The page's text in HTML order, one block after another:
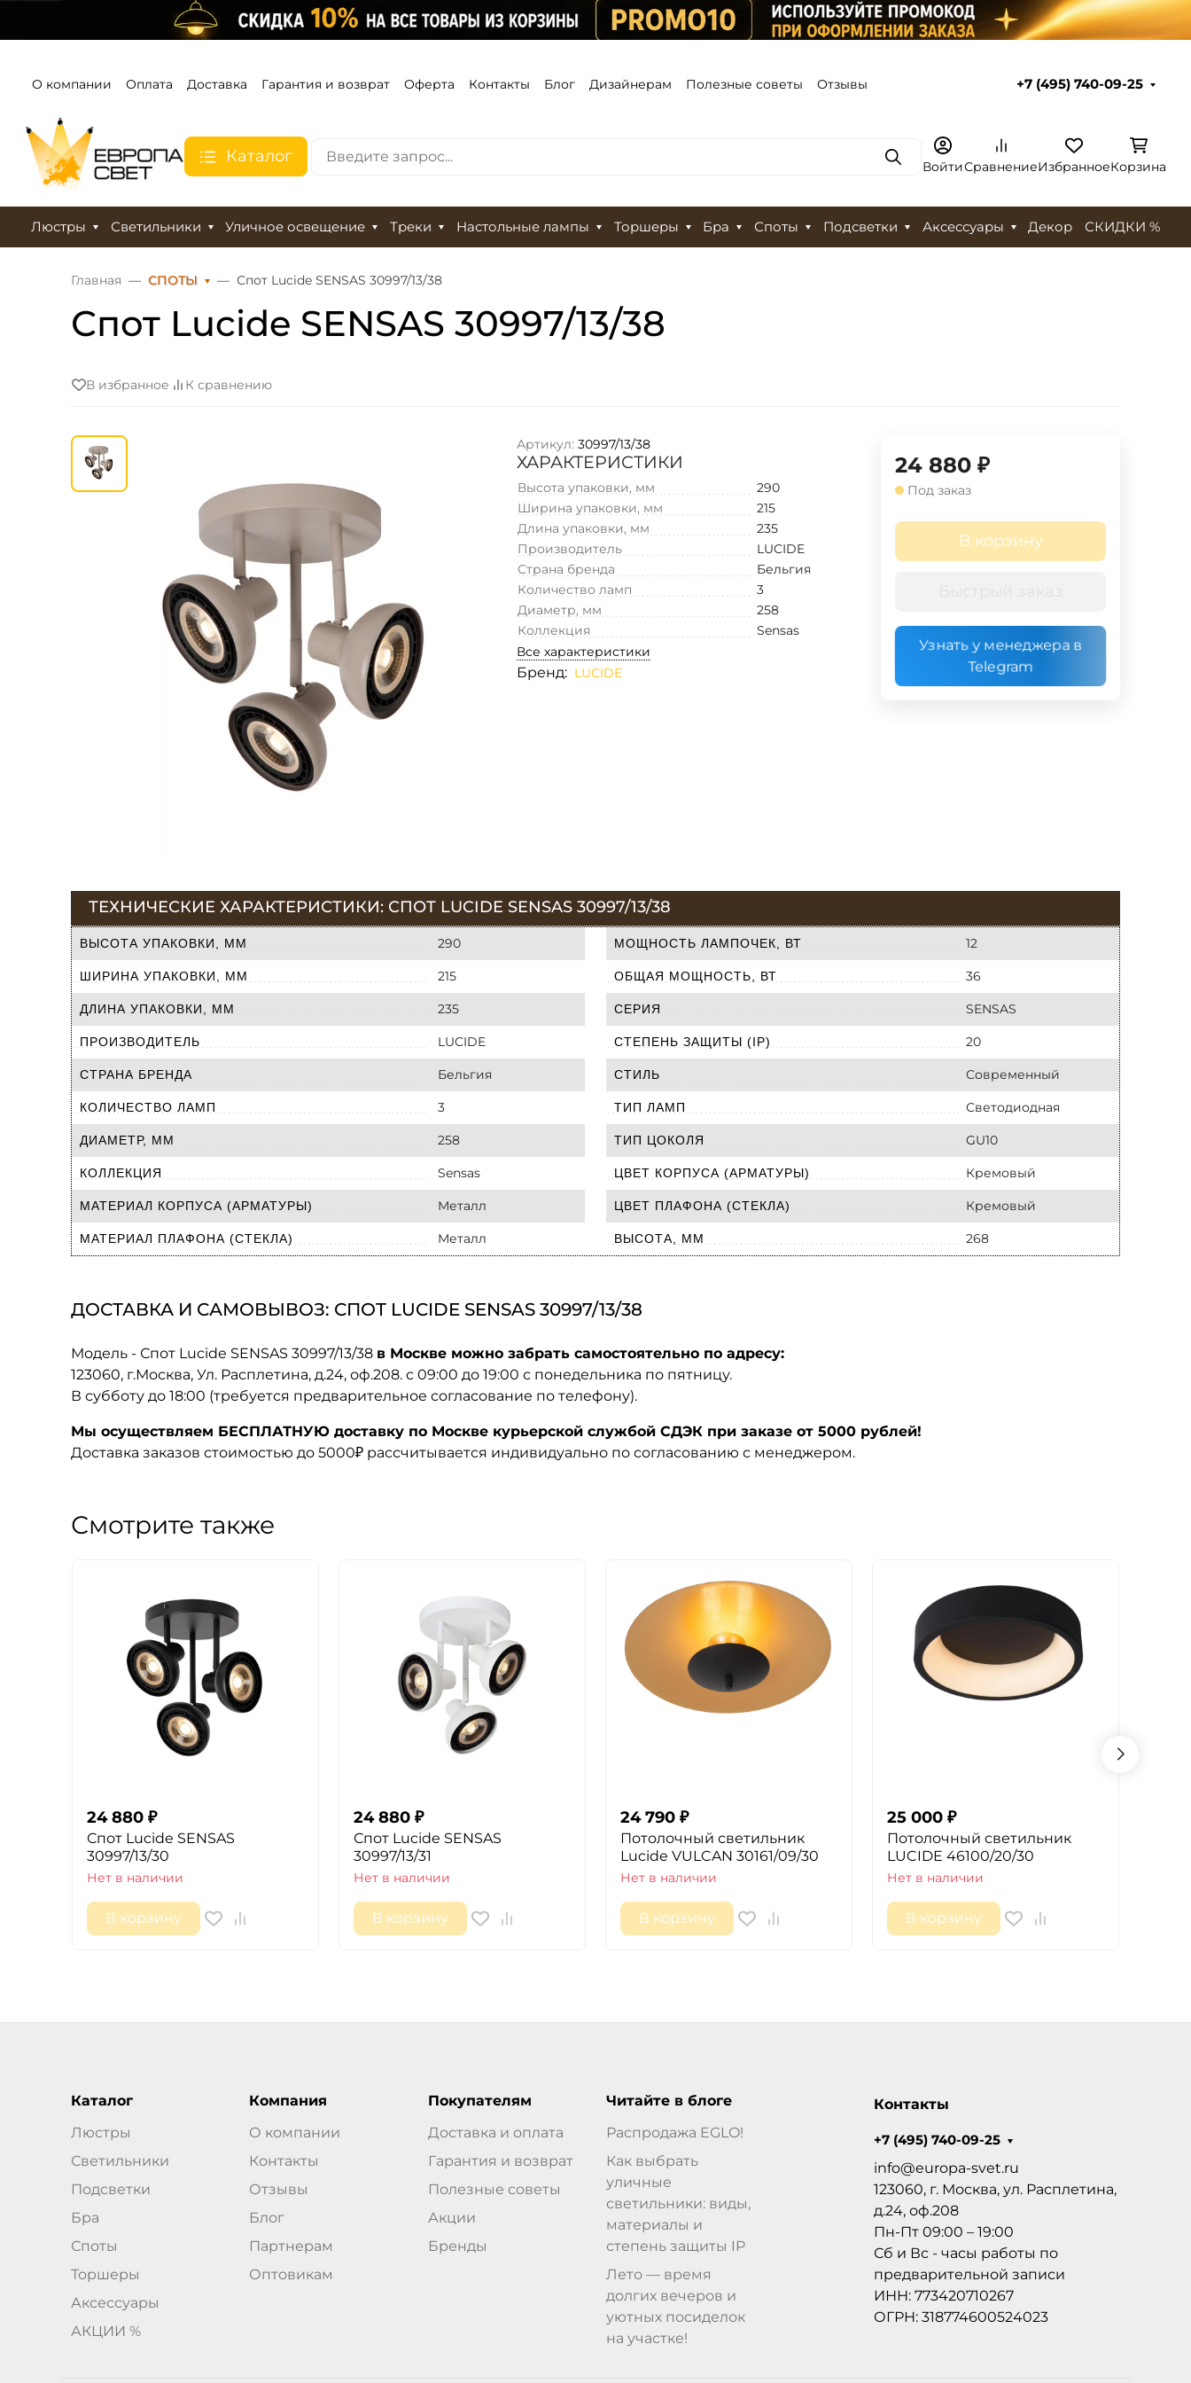
О компании Оплата Доставка Гарантия и возврат Оферта Контакты Блог Дизайнерам Полезные советы Отзывы +7 (495) 740-09-25
Каталог ПоискВойтиСравнениеИзбранноеКорзина
Люстры Светильники Уличное освещение Треки Настольные лампы Торшеры Бра Споты Подсветки Аксессуары Декор СКИДКИ %
Главная СПОТЫ Спот Lucide SENSAS 30997/13/38
Спот Lucide SENSAS 30997/13/38
В избранное К сравнению
Артикул: 30997/13/38
ХАРАКТЕРИСТИКИ
Высота упаковки, мм
290
Ширина упаковки, мм
215
Длина упаковки, мм
235
Производитель
LUCIDE
Страна бренда
Бельгия
Количество ламп
3
Диаметр, мм
258
Коллекция
Sensas
Все характеристики
Бренд: LUCIDE
24 880 ₽
Под заказ
В корзину
Узнать у менеджера в
Telegram
ТЕХНИЧЕСКИЕ ХАРАКТЕРИСТИКИ: СПОТ LUCIDE SENSAS 30997/13/38
ВЫСОТА УПАКОВКИ, ММ 290
ШИРИНА УПАКОВКИ, ММ 215
ДЛИНА УПАКОВКИ, ММ 235
ПРОИЗВОДИТЕЛЬ LUCIDE
СТРАНА БРЕНДА Бельгия
КОЛИЧЕСТВО ЛАМП 3
ДИАМЕТР, ММ 258
КОЛЛЕКЦИЯ Sensas
МАТЕРИАЛ КОРПУСА (АРМАТУРЫ) Металл
МАТЕРИАЛ ПЛАФОНА (СТЕКЛА) Металл
МОЩНОСТЬ ЛАМПОЧЕК, ВТ 12
ОБЩАЯ МОЩНОСТЬ, ВТ 36
СЕРИЯ SENSAS
СТЕПЕНЬ ЗАЩИТЫ (IP) 20
СТИЛЬ Современный
ТИП ЛАМП Светодиодная
ТИП ЦОКОЛЯ GU10
ЦВЕТ КОРПУСА (АРМАТУРЫ) Кремовый
ЦВЕТ ПЛАФОНА (СТЕКЛА) Кремовый
ВЫСОТА, ММ 268
ДОСТАВКА И САМОВЫВОЗ: СПОТ LUCIDE SENSAS 30997/13/38
Модель - Спот Lucide SENSAS 30997/13/38 в Москве можно забрать самостоятельно по адресу:
123060, г.Москва, Ул. Расплетина, д.24, оф.208. с 09:00 до 19:00 с понедельника по пятницу.
В субботу до 18:00 (требуется предварительное согласование по телефону).
Мы осуществляем БЕСПЛАТНУЮ доставку по Москве курьерской службой СДЭК при заказе от 5000 рублей!
Доставка заказов стоимостью до 5000₽ рассчитывается индивидуально по согласованию с менеджером.
Смотрите также
24 880 ₽
Спот Lucide SENSAS
30997/13/30
Нет в наличии
В корзину
24 880 ₽
Спот Lucide SENSAS
30997/13/31
Нет в наличии
В корзину
24 790 ₽
Потолочный светильник
Lucide VULCAN 30161/09/30
Нет в наличии
В корзину
25 000 ₽
Потолочный светильник
LUCIDE 46100/20/30
Нет в наличии
В корзину
Каталог
Люстры
Светильники
Подсветки
Бра
Споты
Торшеры
Аксессуары
АКЦИИ %
Компания
О компании
Контакты
Отзывы
Блог
Партнерам
Оптовикам
Покупателям
Доставка и оплата
Гарантия и возврат
Полезные советы
Акции
Бренды
Читайте в блоге
Распродажа EGLO!
Как выбрать
уличные
светильники: виды,
материалы и
степень защиты IP
Лето — время
долгих вечеров и
уютных посиделок
на участке!
Контакты
+7 (495) 740-09-25
info@europa-svet.ru
123060, г. Москва, ул. Расплетина,
д.24, оф.208
Пн-Пт 09:00 – 19:00
Сб и Вс - часы работы по
предварительной записи
ИНН: 773420710267
ОГРН: 318774600524023